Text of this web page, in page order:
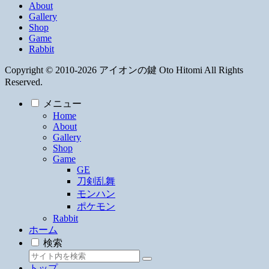
About
Gallery
Shop
Game
Rabbit
Copyright © 2010-2026 アイオンの鍵 Oto Hitomi All Rights
Reserved.
メニュー
Home
About
Gallery
Shop
Game
GE
刀剣乱舞
モンハン
ポケモン
Rabbit
ホーム
検索